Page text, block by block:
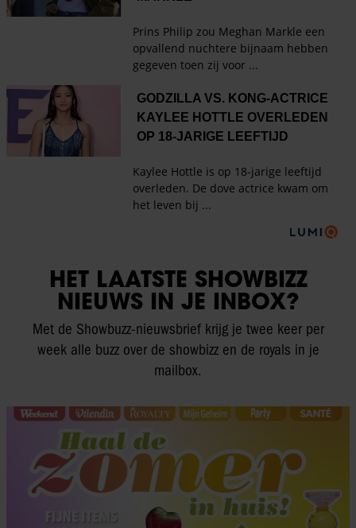
HET LAATSTE SHOWBIZZ
NIEUWS IN JE INBOX?
Met de Showbuzz-nieuwsbrief krijg je twee keer per
week alle buzz over de showbizz en de royals in je
mailbox.